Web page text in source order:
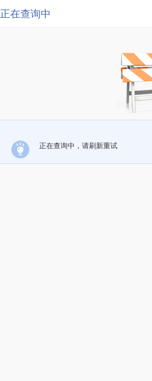
正在查询中
正在查询中，请刷新重试